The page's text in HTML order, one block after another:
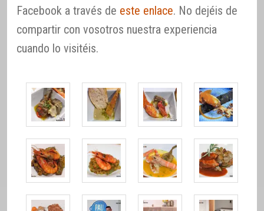
Facebook a través de este enlace. No dejéis de
compartir con vosotros nuestra experiencia
cuando lo visitéis.